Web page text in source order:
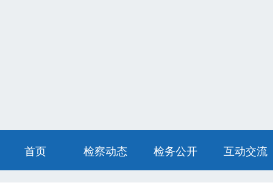
首页 检察动态 检务公开 互动交流